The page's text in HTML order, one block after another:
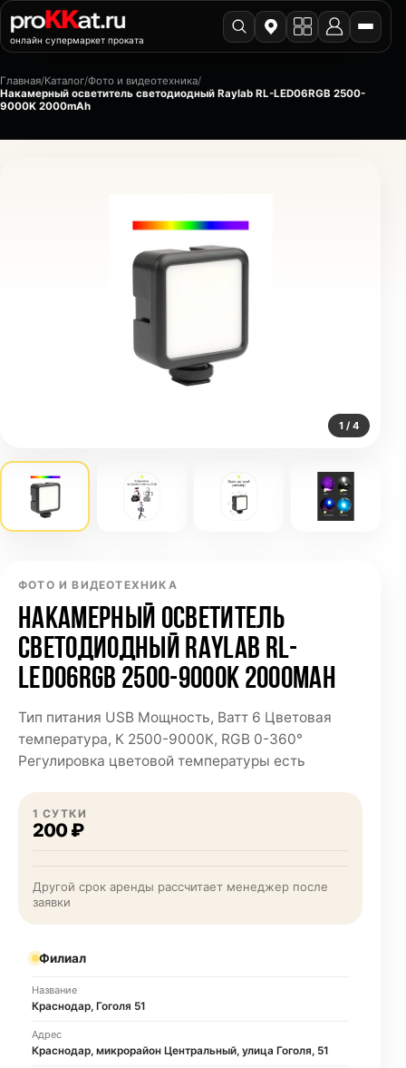
онлайн супермаркет проката
Главная/Каталог/Фото и видеотехника/
Накамерный осветитель светодиодный Raylab RL-LED06RGB 2500-
9000K 2000mAh
1 / 4
ФОТО И ВИДЕОТЕХНИКА
НАКАМЕРНЫЙ ОСВЕТИТЕЛЬ
СВЕТОДИОДНЫЙ RAYLAB RL-
LED06RGB 2500-9000K 2000MAH
Тип питания USB Мощность, Ватт 6 Цветовая
температура, К 2500-9000К, RGB 0-360°
Регулировка цветовой температуры есть
1 СУТКИ
200 ₽
Другой срок аренды рассчитает менеджер после
заявки
Филиал
Название
Краснодар, Гоголя 51
Адрес
Краснодар, микрорайон Центральный, улица Гоголя, 51